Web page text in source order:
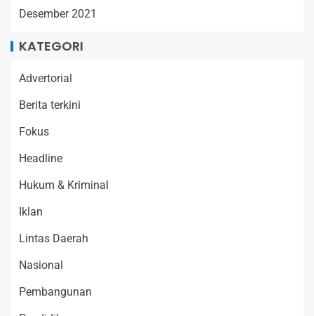
Desember 2021
KATEGORI
Advertorial
Berita terkini
Fokus
Headline
Hukum & Kriminal
Iklan
Lintas Daerah
Nasional
Pembangunan